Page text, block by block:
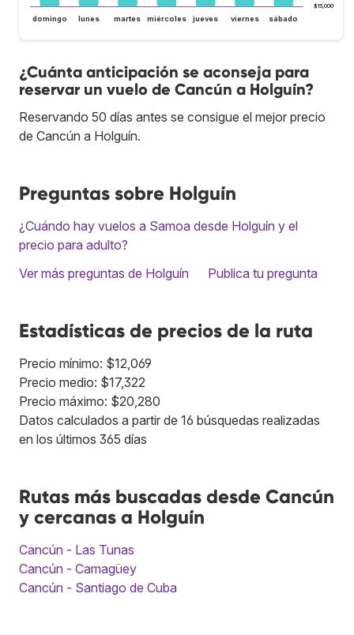
$15,000
domingo lunes martes miércoles jueves viernes sábado
¿Cuánta anticipación se aconseja para
reservar un vuelo de Cancún a Holguín?
Reservando 50 días antes se consigue el mejor precio
de Cancún a Holguín.
Preguntas sobre Holguín
¿Cuándo hay vuelos a Samoa desde Holguín y el
precio para adulto?
Ver más preguntas de Holguín
Publica tu pregunta
Estadísticas de precios de la ruta
Precio mínimo: $12,069
Precio medio: $17,322
Precio máximo: $20,280
Datos calculados a partir de 16 búsquedas realizadas
en los últimos 365 días
Rutas más buscadas desde Cancún
y cercanas a Holguín
Cancún - Las Tunas
Cancún - Camagüey
Cancún - Santiago de Cuba